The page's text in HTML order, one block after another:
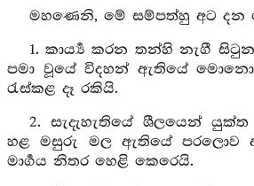
මහණෙනි, මේ සම්පත්හු අට දන
1. කාර්‍ය්‍ය කරන තන්හි නැගී
පමා වූයේ විදහන් ඇතියේ
රැස්කළ දෑ රකියි.
2. සැදැහැතියේ ශීලයෙන්
හළ මසුරු මල ඇතියේ පරලොව
මාර්‍ගය නිතර හෙළි කෙරෙයි.